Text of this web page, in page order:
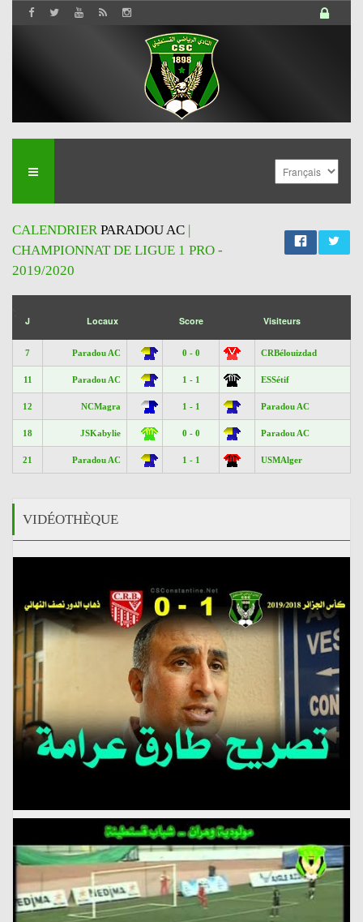
CALENDRIERPARADOU AC |
CHAMPIONNAT DE LIGUE 1 PRO -
2019/2020
J Locaux Score Visiteurs
7 Paradou AC 0 - 0 CRBélouizdad
11 Paradou AC 1 - 1 ESSétif
12 NCMagra 1 - 1 Paradou AC
18 JSKabylie 0 - 0 Paradou AC
21 Paradou AC 1 - 1 USMAlger
VIDÉOTHÈQUE